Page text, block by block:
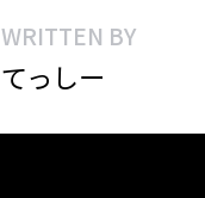
WRITTEN BY
てっしー